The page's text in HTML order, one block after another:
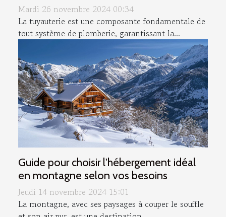
Mardi 26 novembre 2024 00:34
La tuyauterie est une composante fondamentale de
tout système de plomberie, garantissant la...
Guide pour choisir l'hébergement idéal
en montagne selon vos besoins
Jeudi 14 novembre 2024 15:01
La montagne, avec ses paysages à couper le souffle